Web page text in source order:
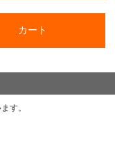
カート
す。